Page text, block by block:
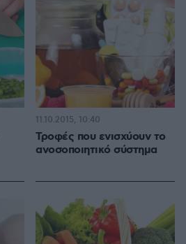
Τροφές που ενισχύουν το
ανοσοποιητικό σύστημα
11.10.2015, 10:40